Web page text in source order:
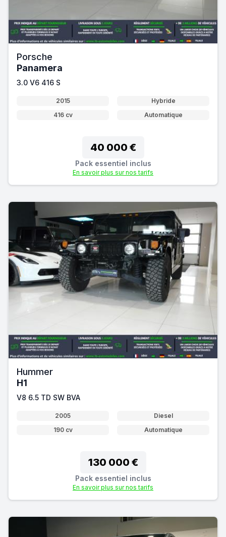
Porsche
Panamera
3.0 V6 416 S
2015
Hybride
416 cv
Automatique
40 000 €
Pack essentiel inclus
En savoir plus sur nos tarifs
Hummer
H1
V8 6.5 TD SW BVA
2005
Diesel
190 cv
Automatique
130 000 €
Pack essentiel inclus
En savoir plus sur nos tarifs